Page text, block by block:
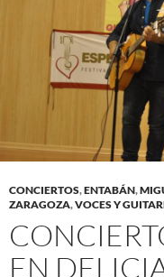
CONCIERTOS,ENTABÁN,
ZARAGOZA,VOCES Y
EN